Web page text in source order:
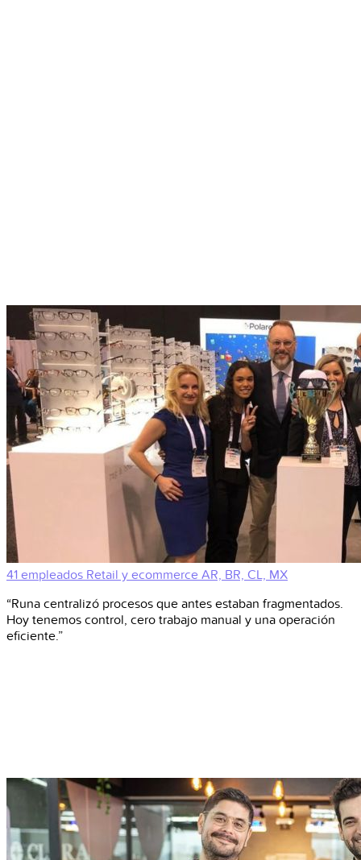
41 empleados Retail y ecommerce AR, BR, CL, MX
“Runa centralizó procesos que antes estaban fragmentados.
Hoy tenemos control, cero trabajo manual y una operación
eficiente.”